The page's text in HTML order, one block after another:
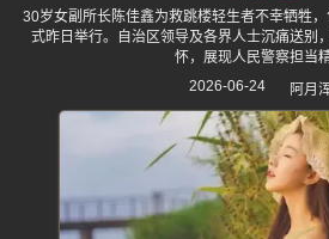
30岁女副所长陈佳鑫为救跳楼轻生者不幸牺牲
式昨日举行。自治区领导及各界人士沉痛送别
怀，展现人民警察担当精
2026-06-24
阿月